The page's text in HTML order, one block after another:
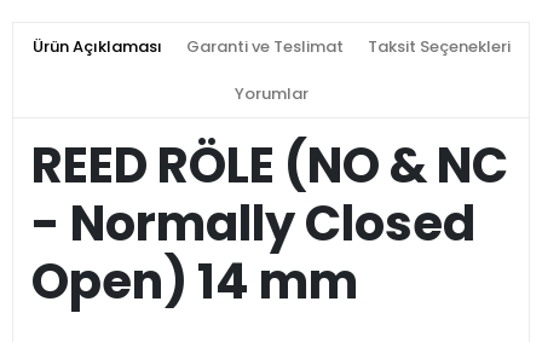
Ürün Açıklaması Garanti ve Teslimat Taksit Seçenekleri
Yorumlar
REED RÖLE (NO & NC
- Normally Closed
Open) 14 mm